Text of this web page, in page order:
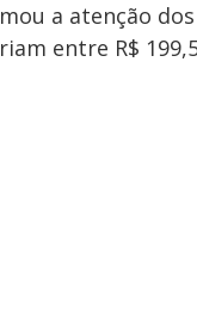
a atenção
entre R$